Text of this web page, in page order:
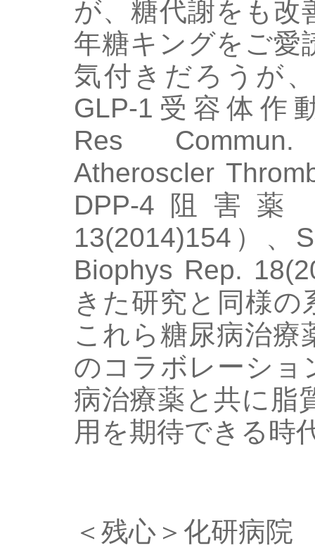
が、糖代謝をも改
年糖キングをご愛
気付きだろうが
GLP-1受容体作
Res
Atheroscler
DPP-4阻害薬
13(2014)154）、
Biophys Rep.
きた研究と同様
これら糖尿病治療
のコラボレーショ
病治療薬と共に脂
用を期待できる時
＜残心＞化研病院